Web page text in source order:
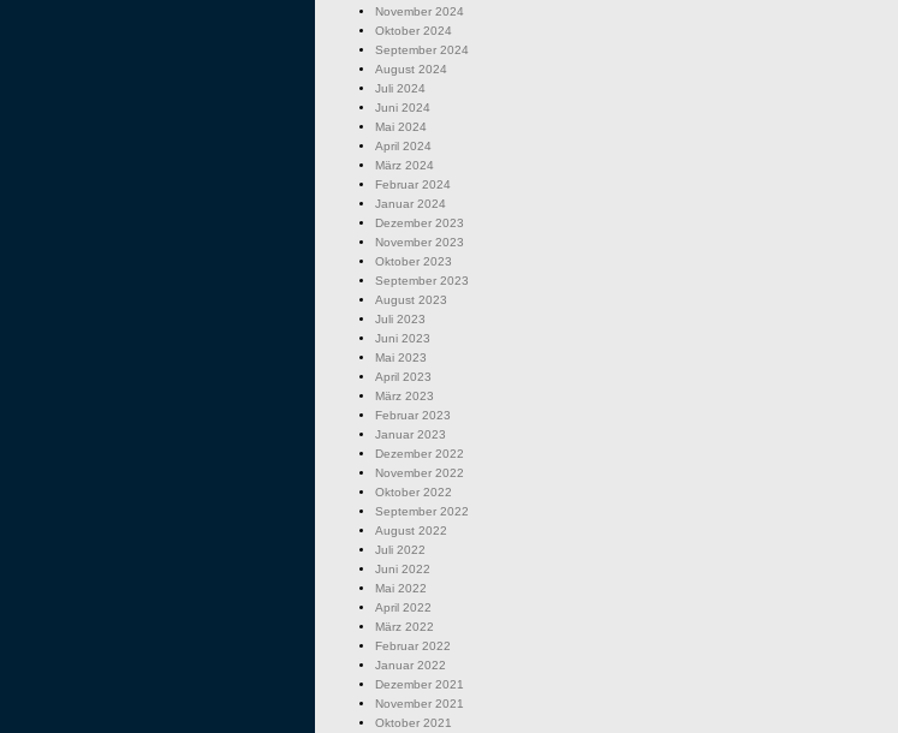
November 2024
Oktober 2024
September 2024
August 2024
Juli 2024
Juni 2024
Mai 2024
April 2024
März 2024
Februar 2024
Januar 2024
Dezember 2023
November 2023
Oktober 2023
September 2023
August 2023
Juli 2023
Juni 2023
Mai 2023
April 2023
März 2023
Februar 2023
Januar 2023
Dezember 2022
November 2022
Oktober 2022
September 2022
August 2022
Juli 2022
Juni 2022
Mai 2022
April 2022
März 2022
Februar 2022
Januar 2022
Dezember 2021
November 2021
Oktober 2021